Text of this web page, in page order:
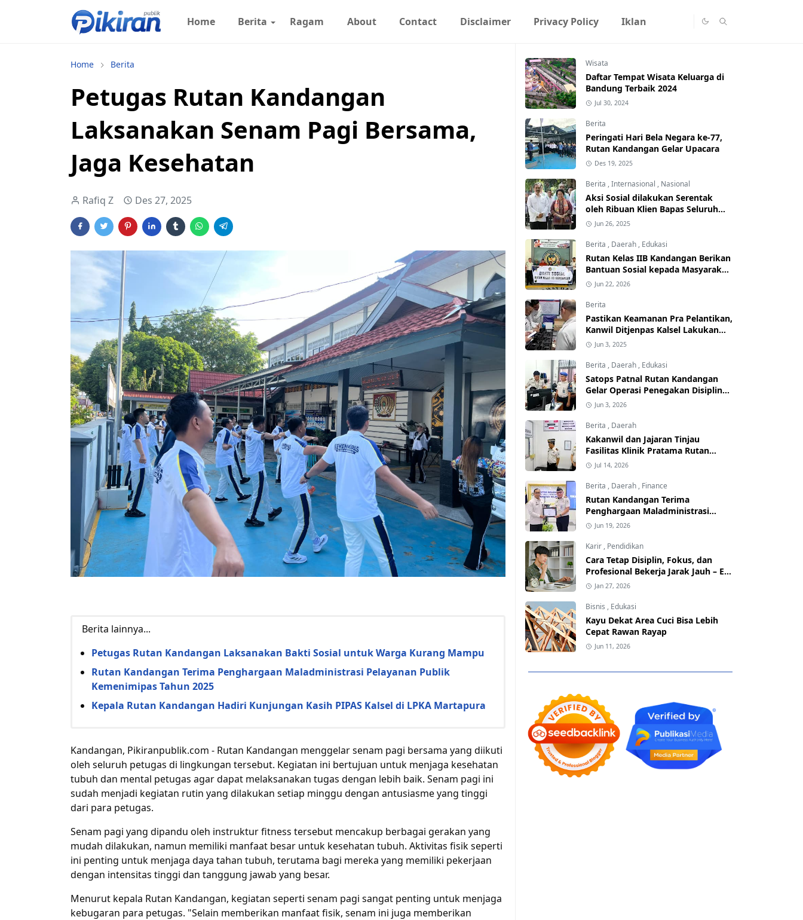
Home Berita Ragam About Contact Disclaimer Privacy Policy Iklan
Home Berita
Petugas Rutan Kandangan
Laksanakan Senam Pagi Bersama,
Jaga Kesehatan
Rafiq Z Des 27, 2025
Berita lainnya...
Petugas Rutan Kandangan Laksanakan Bakti Sosial untuk Warga Kurang Mampu
Rutan Kandangan Terima Penghargaan Maladministrasi Pelayanan Publik
Kemenimipas Tahun 2025
Kepala Rutan Kandangan Hadiri Kunjungan Kasih PIPAS Kalsel di LPKA Martapura
Kandangan, Pikiranpublik.com - Rutan Kandangan menggelar senam pagi bersama yang diikuti
oleh seluruh petugas di lingkungan tersebut. Kegiatan ini bertujuan untuk menjaga kesehatan
tubuh dan mental petugas agar dapat melaksanakan tugas dengan lebih baik. Senam pagi ini
sudah menjadi kegiatan rutin yang dilakukan setiap minggu dengan antusiasme yang tinggi
dari para petugas.
Senam pagi yang dipandu oleh instruktur fitness tersebut mencakup berbagai gerakan yang
mudah dilakukan, namun memiliki manfaat besar untuk kesehatan tubuh. Aktivitas fisik seperti
ini penting untuk menjaga daya tahan tubuh, terutama bagi mereka yang memiliki pekerjaan
dengan intensitas tinggi dan tanggung jawab yang besar.
Menurut kepala Rutan Kandangan, kegiatan seperti senam pagi sangat penting untuk menjaga
kebugaran para petugas. "Selain memberikan manfaat fisik, senam ini juga memberikan
Wisata
Daftar Tempat Wisata Keluarga di
Bandung Terbaik 2024
Jul 30, 2024
Berita
Peringati Hari Bela Negara ke-77,
Rutan Kandangan Gelar Upacara
Des 19, 2025
Berita ,Internasional , Nasional
Aksi Sosial dilakukan Serentak
oleh Ribuan Klien Bapas Seluruh
Indonesia dalam Penerapan Pidana
Jun 26, 2025
Berita , Daerah , Edukasi
Rutan Kelas IIB Kandangan Berikan
Bantuan Sosial kepada Masyarakat
yang Membutuhkan
Jun 22, 2026
Berita
Pastikan Keamanan Pra Pelantikan,
Kanwil Ditjenpas Kalsel Lakukan
Cek Fisik di Rutan Kandangan,
Jun 3, 2025
Berita , Daerah , Edukasi
Satops Patnal Rutan Kandangan
Gelar Operasi Penegakan Disiplin
dan Tertib untuk Perkuat
Jun 3, 2026
Berita , Daerah
Kakanwil dan Jajaran Tinjau
Fasilitas Klinik Pratama Rutan
Kelas IIB Kandangan
Jul 14, 2026
Berita , Daerah , Finance
Rutan Kandangan Terima
Penghargaan Maladministrasi
Pelayanan Publik Kemenimipas
Jun 19, 2026
Karir , Pendidikan
Cara Tetap Disiplin, Fokus, dan
Profesional Bekerja Jarak Jauh – EF
EFEKTA English for Adults
Jan 27, 2026
Bisnis , Edukasi
Kayu Dekat Area Cuci Bisa Lebih
Cepat Rawan Rayap
Jun 11, 2026